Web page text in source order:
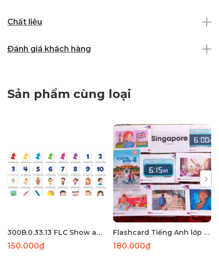
Chất liệu
Đánh giá khách hàng
Sản phẩm cùng loại
300B.0.33.13 FLC Show and Tell 1 56 thẻ A5 ép plastic
150.000₫
Flashcard Tiếng Anh lớp 4 Global Success tập 2 : 73 THẺ A5 2 MẶT ÉP PLASTIC
180.000₫